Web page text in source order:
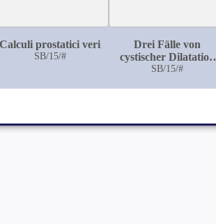
Calculi prostatici veri
SB/15/#
Drei Fälle von
cystischer Dilatation
des vesicalen
SB/15/#